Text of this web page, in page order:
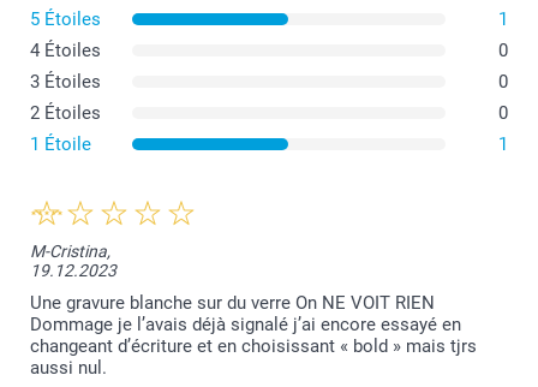
5 Étoiles
1
4 Étoiles
0
3 Étoiles
0
2 Étoiles
0
1 Étoile
1
M-Cristina,
19.12.2023
Une gravure blanche sur du verre On NE VOIT RIEN
Dommage je l’avais déjà signalé j’ai encore essayé en
changeant d’écriture et en choisissant « bold » mais tjrs
aussi nul.